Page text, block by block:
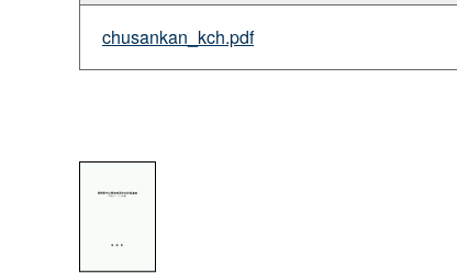
chusankan_kch.pdf